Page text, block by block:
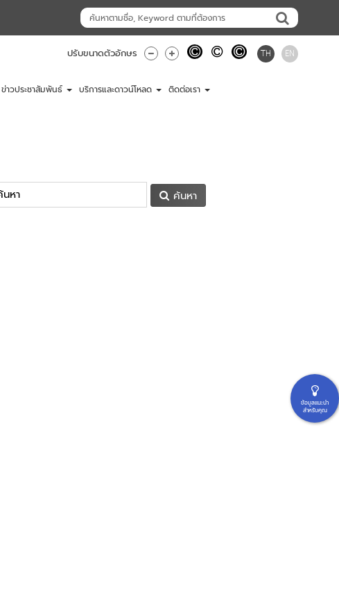
ปรับขนาดตัวอักษร TH EN
ข่าวประชาสัมพันธ์ บริการและดาวน์โหลด ติดต่อเรา
ค้นหา
ข้อมูลแนะนำ
สำหรับคุณ